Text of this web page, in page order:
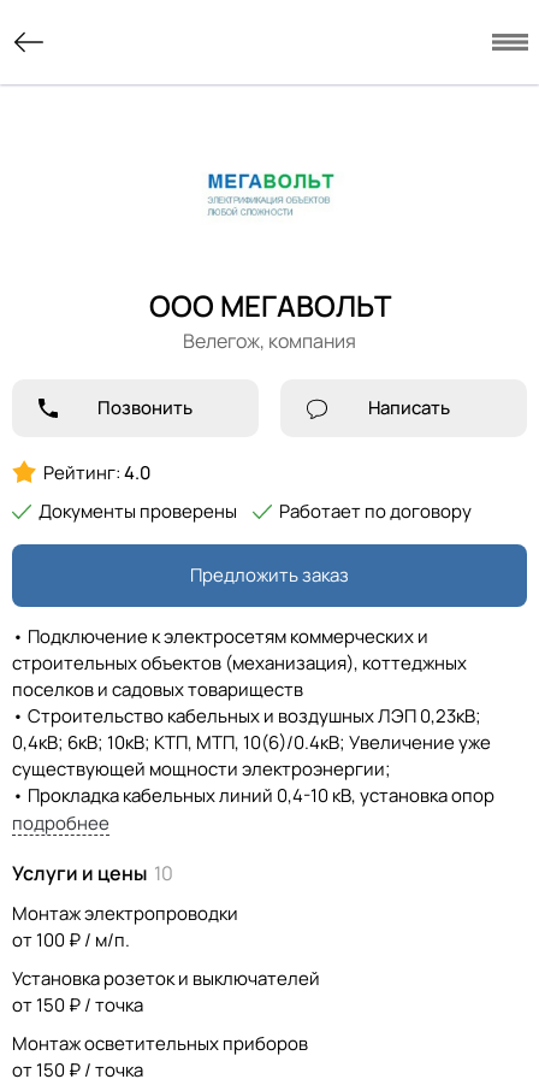
ООО МЕГАВОЛЬТ
Велегож, компания
Позвонить Написать
Рейтинг:4.0
Документы проверены
Работает по договору
Предложить заказ
• Подключение к электросетям коммерческих и
строительных объектов (механизация), коттеджных
поселков и садовых товариществ
• Строительство кабельных и воздушных ЛЭП 0,23кВ;
0,4кВ; 6кВ; 10кВ; КТП, МТП, 10(6)/0.4кВ; Увеличение уже
существующей мощности электроэнергии;
• Прокладка кабельных линий 0,4-10 кВ, установка опор
ВЛ(И) 0,4 кВ;
КРН, РП, КТП, МТП, КТПн, ПКУ; Перенос электроустановок
(щитовые ВРУ, кабельные линии, ЛЭП, трансформаторные
подстанции);
• Обеспечение строительства материалами и
электрооборудованием;
• Электролаборатория.
• Прогнозируемые или ускоренные сроки по
подключению, увеличению мощностей, монтажным и иным
подробнее
Услуги и цены 10
Монтаж электропроводки
от 100 ₽ / м/п.
Установка розеток и выключателей
от 150 ₽ / точка
Монтаж осветительных приборов
от 150 ₽ / точка